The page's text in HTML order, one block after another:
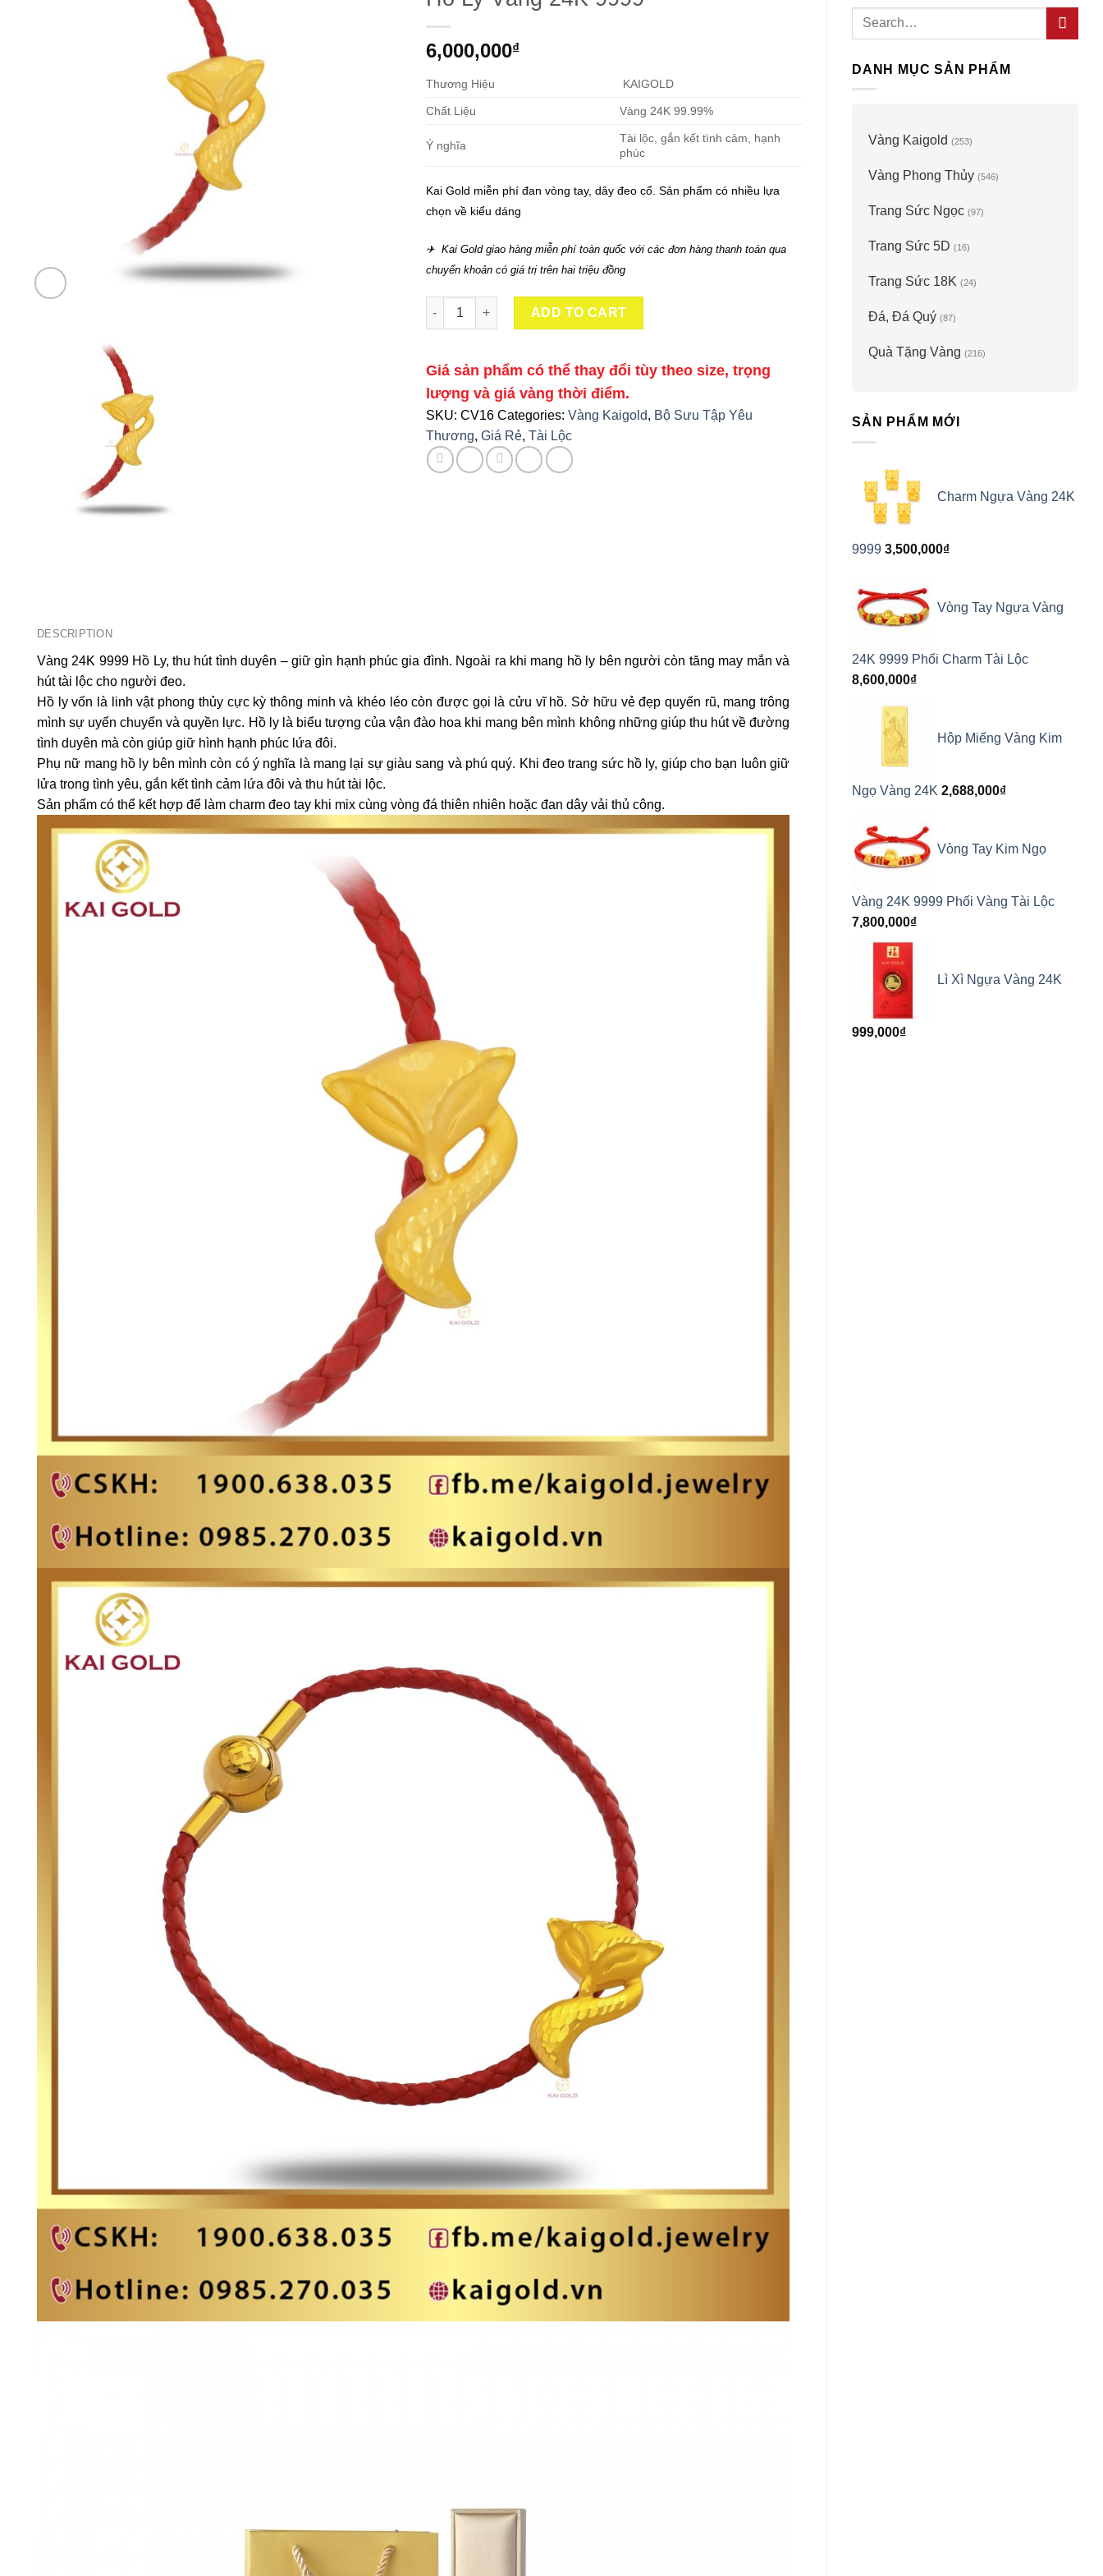
Search
DANH MỤC SẢN PHẨM
Vàng Kaigold (253)
Vàng Phong Thủy (546)
Trang Sức Ngọc (97)
Trang Sức 5D (16)
Trang Sức 18K (24)
Đá, Đá Quý (87)
Quà Tặng Vàng (216)
SẢN PHẨM MỚI
Charm Ngựa Vàng 24K
9999 3,500,000₫
Vòng Tay Ngựa Vàng
24K 9999 Phối Charm Tài Lộc
8,600,000₫
Hộp Miếng Vàng Kim
Ngọ Vàng 24K 2,688,000₫
Vòng Tay Kim Ngọ
Vàng 24K 9999 Phối Vàng Tài Lộc
7,800,000₫
Lì Xì Ngựa Vàng 24K
999,000₫
6,000,000₫
Thương Hiệu KAIGOLD
Chất Liệu Vàng 24K 99.99%
Ý nghĩa
Tài lộc, gắn kết tình cảm, hạnh
phúc
Kai Gold miễn phí đan vòng tay, dây đeo cổ. Sản phẩm có nhiều lựa
chọn về kiểu dáng
✈ Kai Gold giao hàng miễn phí toàn quốc với các đơn hàng thanh toán qua
chuyển khoản có giá trị trên hai triệu đồng
Hồ Ly Vàng 24K 9999 quantity
ADD TO CART
Giá sản phẩm có thể thay đổi tùy theo size, trọng
lượng và giá vàng thời điểm.
SKU: CV16 Categories: Vàng Kaigold, Bộ Sưu Tập Yêu
Thương, Giá Rẻ, Tài Lộc
DESCRIPTION
Vàng 24K 9999 Hồ Ly, thu hút tình duyên – giữ gìn hạnh phúc gia đình. Ngoài ra khi mang hồ ly bên người còn tăng may mắn và
hút tài lộc cho người đeo.
Hồ ly vốn là linh vật phong thủy cực kỳ thông minh và khéo léo còn được gọi là cửu vĩ hồ. Sở hữu vẻ đẹp quyến rũ, mang trông
mình sự uyển chuyển và quyền lực. Hồ ly là biểu tượng của vận đào hoa khi mang bên mình không những giúp thu hút về đường
tình duyên mà còn giúp giữ hình hạnh phúc lứa đôi.
Phụ nữ mang hồ ly bên mình còn có ý nghĩa là mang lại sự giàu sang và phú quý. Khi đeo trang sức hồ ly, giúp cho bạn luôn giữ
lửa trong tình yêu, gắn kết tình cảm lứa đôi và thu hút tài lộc.
Sản phẩm có thể kết hợp để làm charm đeo tay khi mix cùng vòng đá thiên nhiên hoặc đan dây vải thủ công.